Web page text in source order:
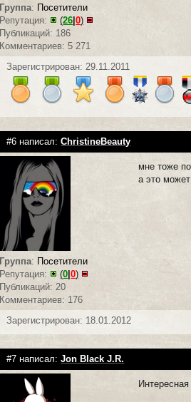
Группа: Посетители
Репутация:
(26 |0)
Публикаций: 186
Комментариев: 5 271
Зарегистрирован: 29.11.2011
#6 написал:ChristineBeauty
Группа: Посетители
Репутация:
(0 |0)
Публикаций: 20
Комментариев: 176
мне тоже
а это может
Зарегистрирован: 18.01.2012
#7 написал:Jon Black J.R.